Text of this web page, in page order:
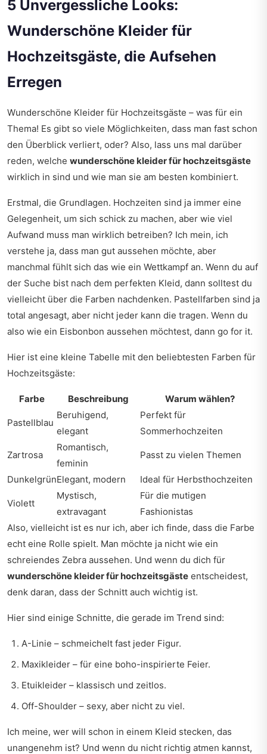
5 Unvergessliche Looks:
Wunderschöne Kleider für
Hochzeitsgäste, die Aufsehen
Erregen
Wunderschöne Kleider für Hochzeitsgäste – was für ein
Thema! Es gibt so viele Möglichkeiten, dass man fast schon
den Überblick verliert, oder? Also, lass uns mal darüber
reden, welche wunderschöne kleider für hochzeitsgäste
wirklich in sind und wie man sie am besten kombiniert.
Erstmal, die Grundlagen. Hochzeiten sind ja immer eine
Gelegenheit, um sich schick zu machen, aber wie viel
Aufwand muss man wirklich betreiben? Ich mein, ich
verstehe ja, dass man gut aussehen möchte, aber
manchmal fühlt sich das wie ein Wettkampf an. Wenn du auf
der Suche bist nach dem perfekten Kleid, dann solltest du
vielleicht über die Farben nachdenken. Pastellfarben sind ja
total angesagt, aber nicht jeder kann die tragen. Wenn du
also wie ein Eisbonbon aussehen möchtest, dann go for it.
Hier ist eine kleine Tabelle mit den beliebtesten Farben für
Hochzeitsgäste:
Farbe Beschreibung Warum wählen?
Pastellblau
Beruhigend,
elegant
Perfekt für
Sommerhochzeiten
Zartrosa
Romantisch,
feminin
Passt zu vielen Themen
DunkelgrünElegant, modern Ideal für Herbsthochzeiten
Violett
Mystisch,
extravagant
Für die mutigen
Fashionistas
Also, vielleicht ist es nur ich, aber ich finde, dass die Farbe
echt eine Rolle spielt. Man möchte ja nicht wie ein
schreiendes Zebra aussehen. Und wenn du dich für
wunderschöne kleider für hochzeitsgäste entscheidest,
denk daran, dass der Schnitt auch wichtig ist.
Hier sind einige Schnitte, die gerade im Trend sind:
A-Linie – schmeichelt fast jeder Figur.
Maxikleider – für eine boho-inspirierte Feier.
Etuikleider – klassisch und zeitlos.
Off-Shoulder – sexy, aber nicht zu viel.
Ich meine, wer will schon in einem Kleid stecken, das
unangenehm ist? Und wenn du nicht richtig atmen kannst,